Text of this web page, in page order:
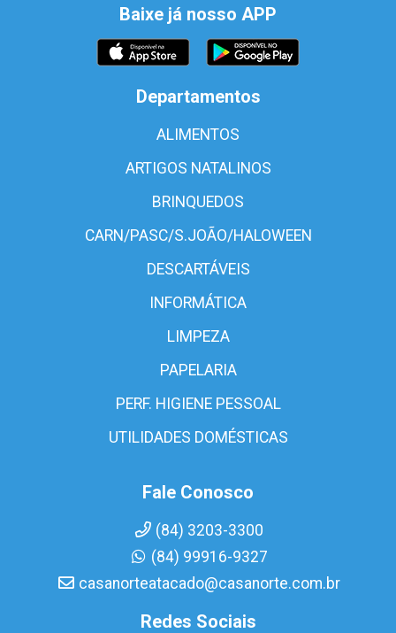
Baixe já nosso APP
Departamentos
ALIMENTOS
ARTIGOS NATALINOS
BRINQUEDOS
CARN/PASC/S.JOÃO/HALOWEEN
DESCARTÁVEIS
INFORMÁTICA
LIMPEZA
PAPELARIA
PERF. HIGIENE PESSOAL
UTILIDADES DOMÉSTICAS
Fale Conosco
(84) 3203-3300
(84) 99916-9327
casanorteatacado@casanorte.com.br
Redes Sociais